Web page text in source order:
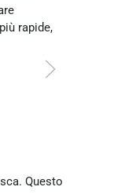
rapide,
Questo